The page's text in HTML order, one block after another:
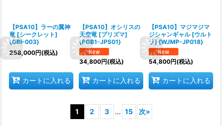
【PSA10】ラーの翼神
竜 [シークレット]
{GBI-003}
258,000円(税込)
カートに入れる
【PSA10】オシリスの
天空竜 [プリズマ]
{PGB1-JPS01}
34,800円(税込)
カートに入れる
【PSA10】マジマジマ
ジシャンギャル [ウルト
ラ] {WJMP-JP018}
54,800円(税込)
カートに入れる
1 2 3 ... 15 次»